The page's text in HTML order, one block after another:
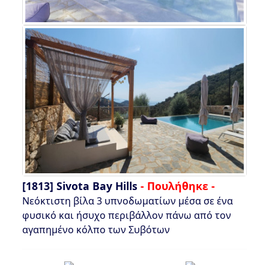
[1813] Sivota Bay Hills - Πουλήθηκε -
Νεόκτιστη βίλα 3 υπνοδωματίων μέσα σε ένα
φυσικό και ήσυχο περιβάλλον πάνω από τον
αγαπημένο κόλπο των Συβότων